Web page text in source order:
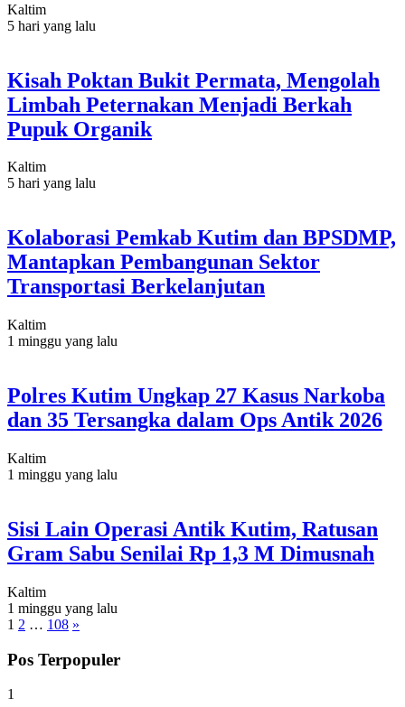
Kaltim
5 hari yang lalu
Kisah Poktan Bukit Permata, Mengolah
Limbah Peternakan Menjadi Berkah
Pupuk Organik
Kaltim
5 hari yang lalu
Kolaborasi Pemkab Kutim dan BPSDMP,
Mantapkan Pembangunan Sektor
Transportasi Berkelanjutan
Kaltim
1 minggu yang lalu
Polres Kutim Ungkap 27 Kasus Narkoba
dan 35 Tersangka dalam Ops Antik 2026
Kaltim
1 minggu yang lalu
Sisi Lain Operasi Antik Kutim, Ratusan
Gram Sabu Senilai Rp 1,3 M Dimusnah
Kaltim
1 minggu yang lalu
1 2 … 108 »
Pos Terpopuler
1